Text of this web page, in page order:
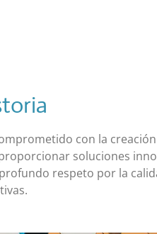
con la
soluciones
respeto por la